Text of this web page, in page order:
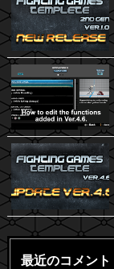
最近のコメント